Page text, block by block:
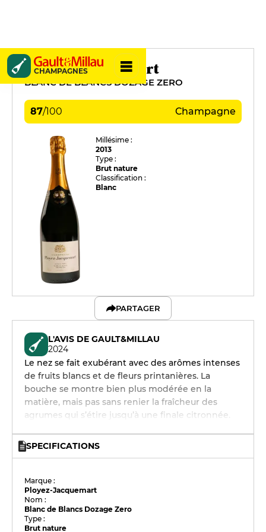
CHAMPAGNES
Ployez-Jacquemart
BLANC DE BLANCS DOZAGE ZERO
87/100 Champagne
Millésime :
2013
Type :
Brut nature
Classification :
Blanc
PARTAGER
L'AVIS DE GAULT&MILLAU
2024
Le nez se fait exubérant avec des arômes intenses
de fruits blancs et de fleurs printanières. La
bouche se montre bien plus modérée en la
matière, mais pas sans renier la fraîcheur des
agrumes qui s’étire jusqu’à une finale citronnée.
SPECIFICATIONS
Marque :
Ployez-Jacquemart
Nom :
Blanc de Blancs Dozage Zero
Type :
Brut nature